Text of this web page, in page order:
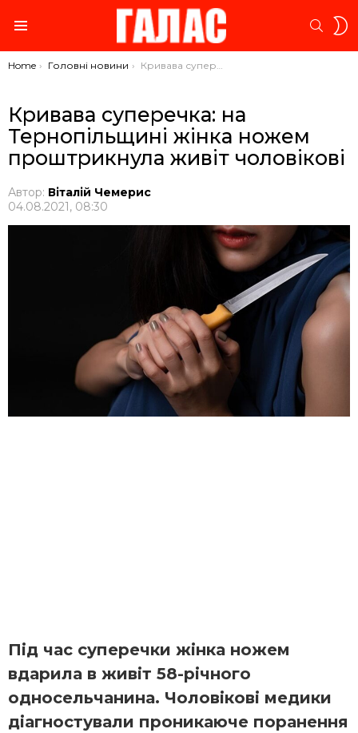
You are here:
Home Головні новини Кривава суперечка: на Тернопільщині жінка ножем проштрикнула живіт чоловікові
Кривава суперечка: на
Тернопільщині жінка ножем
проштрикнула живіт чоловікові
Автор: Віталій Чемерис
04.08.2021, 08:30
Під час суперечки жінка ножем
вдарила в живіт 58-річного
односельчанина. Чоловікові медики
діагностували проникаюче поранення